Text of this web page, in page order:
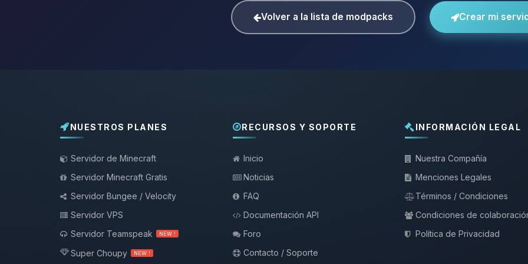
Volver a la lista de modpacks Crear mi
NUESTROS PLANES
Servidor de Minecraft
Servidor Minecraft Gratis
Servidor Bungee / Velocity
Servidor VPS
Servidor Teamspeak
NEW !
Super Choupy NEW !
RECURSOS Y SOPORTE
Inicio
Noticias
FAQ
Documentación API
Foro
Contacto / Soporte
INFORMACIÓN LEGAL
Nuestra Compañía
Menciones Legales
Términos / Condiciones
Condiciones de
Política de Privacidad